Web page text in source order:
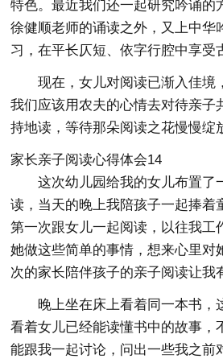
特色。最近我们还一起研究吟诵的
徐健顺老师的诵读之外，又上中华
习，在平长仄短、依字行腔中享受
现在，女儿对阅读已渐入佳境
我们应该用农夫的心情去对待亲子
持地读，等待那朵阅读之花慢慢绽
家长亲子阅读心得体会14
这次幼儿园给我的女儿布置
读，当天的晚上我陪孩子一起捧着
第一次跟女儿一起阅读，以往我工
她做这些简单的事情，想来心里对
次的家长陪伴孩子的亲子阅读让我
晚上坐在床上看着同一本书，
看着女儿已经能读懂书中的故事，
能跟我一起讨论，问出一些我之前